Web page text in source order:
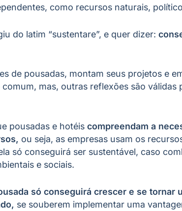
como recursos naturais,
do latim “sustentare”, e quer dizer:
de pousadas, montam seus projetos e
mas, outras reflexões são válidas
pousadas e hotéis compreendam a
ou seja, as empresas usam os
só conseguirá ser sustentável, caso
e sociais.
só conseguirá crescer e se tornar
se souberem implementar uma